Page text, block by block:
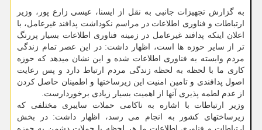
به گزارش تجهیزات جانبی به نقل از ایسنا، عیسی زارع پور، وزیر
ارتباطات و فناوری اطلاعات در مراسم نکوداشت پدافند غیرعامل، با
اعلان اینکه پدافند غیرعامل در زمینه فناوری اطلاعات بسیار پررنگ
تر از سایر حوزه ها است، اظهار داشت: در این عصر تمام زندگی
مردم وابسته به فناوری اطلاعات شده و این نشان میدهد که حوزه
کاری ما با لحظه به لحظه زندگی مردم ارتباط دارد و پس رعایت
اصول پدافندی و تامین امنیت این زیرساختها و اطمینان حاصل کردن
از عدم لطمه پذیری آنها از اهمیت بسیار زیادی برخوردارست.
وزیر ارتباطات با اشاره به ناکامی حملات سایبری مختلفی که
زیرساختهای کشور به انجام می رسد، اظهار داشت: در بخش